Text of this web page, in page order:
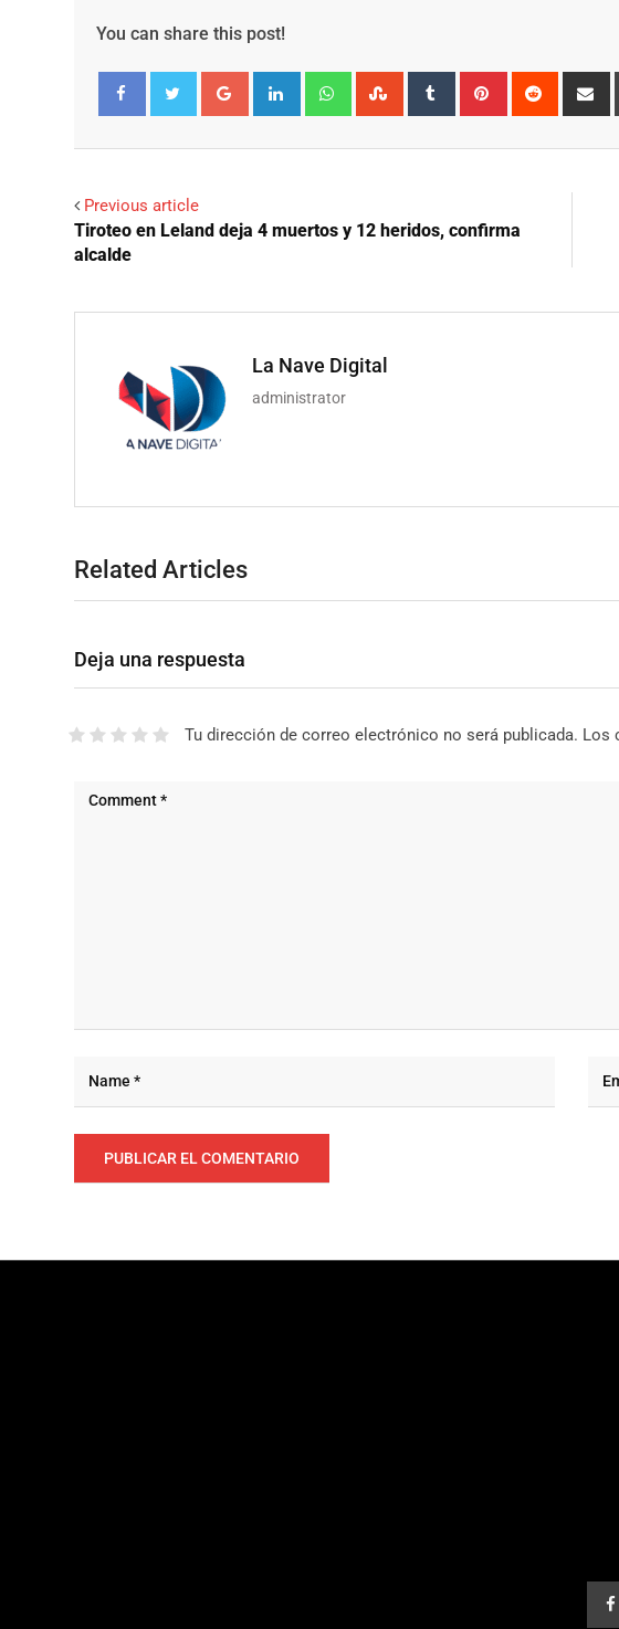
You can share this post!
Google+ LinkedIn WhatsappStumbleUpon
Tumblr Pinterest Reddit
Previous article
Tiroteo en Leland deja 4 muertos y 12 heridos, confirma
alcalde
La Nave Digital
administrator
Related Articles
Deja una respuesta
Tu dirección de correo electrónico no será publicada. Los